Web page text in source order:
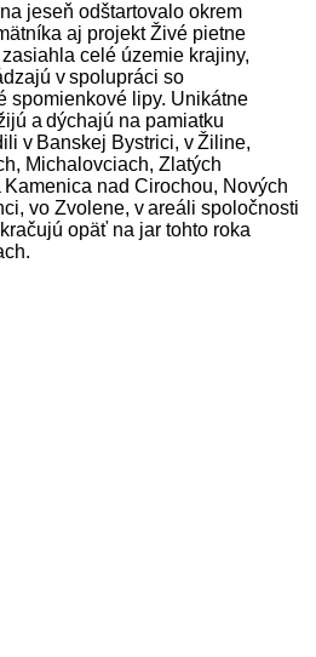
jeseň odštartovalo okrem
aj projekt Živé pietne
celé územie krajiny,
v spolupráci so
spomienkové lipy. Unikátne
a dýchajú na pamiatku
v Banskej Bystrici, v Žiline,
Michalovciach, Zlatých
nad Cirochou, Nových
vo Zvolene, v areáli spoločnosti
opäť na jar tohto roka